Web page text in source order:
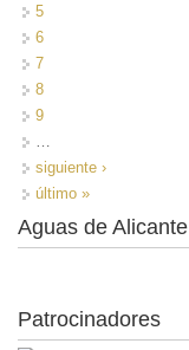
5
6
7
8
9
siguiente ›
último »
Aguas de Alicante
Patrocinadores